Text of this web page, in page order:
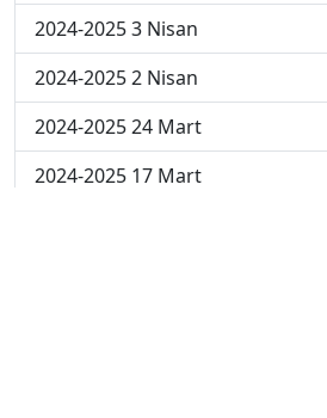
2024-2025 3 Nisan
2024-2025 2 Nisan
2024-2025 24 Mart
2024-2025 17 Mart